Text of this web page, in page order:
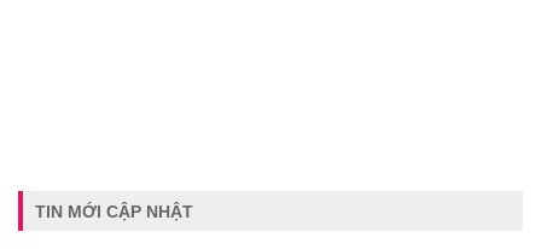
TIN MỚI CẬP NHẬT